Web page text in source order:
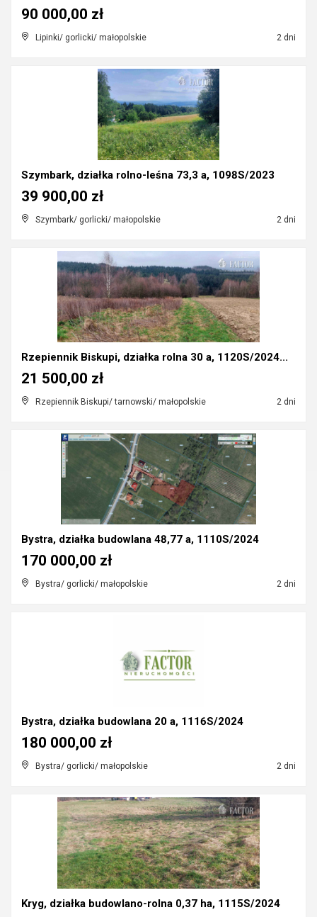
Lipinki/ gorlicki/ małopolskie 2 dni
90 000,00 zł
Szymbark, działka rolno-leśna 73,3 a, 1098S/2023
Szymbark/ gorlicki/ małopolskie 2 dni
39 900,00 zł
Rzepiennik Biskupi, działka rolna 30 a, 1120S/2024...
Rzepiennik Biskupi/ tarnowski/ małopolskie 2 dni
21 500,00 zł
Bystra, działka budowlana 48,77 a, 1110S/2024
Bystra/ gorlicki/ małopolskie 2 dni
170 000,00 zł
Bystra, działka budowlana 20 a, 1116S/2024
Bystra/ gorlicki/ małopolskie 2 dni
180 000,00 zł
Kryg, działka budowlano-rolna 0,37 ha, 1115S/2024